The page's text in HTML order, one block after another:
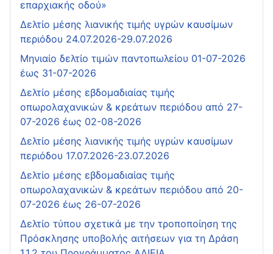
επαρχιακής οδού»
Δελτίο μέσης λιανικής τιμής υγρών καυσίμων
περιόδου 24.07.2026-29.07.2026
Μηνιαίο δελτίο τιμών παντοπωλείου 01-07-2026
έως 31-07-2026
Δελτίο μέσης εβδομαδιαίας τιμής
οπωρολαχανικών & κρεάτων περιόδου από 27-
07-2026 έως 02-08-2026
Δελτίο μέσης λιανικής τιμής υγρών καυσίμων
περιόδου 17.07.2026-23.07.2026
Δελτίο μέσης εβδομαδιαίας τιμής
οπωρολαχανικών & κρεάτων περιόδου από 20-
07-2026 έως 26-07-2026
Δελτίο τύπου σχετικά με την τροποποίηση της
Πρόσκλησης υποβολής αιτήσεων για τη Δράση